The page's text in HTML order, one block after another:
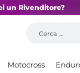
un Rivenditore?
Motocross